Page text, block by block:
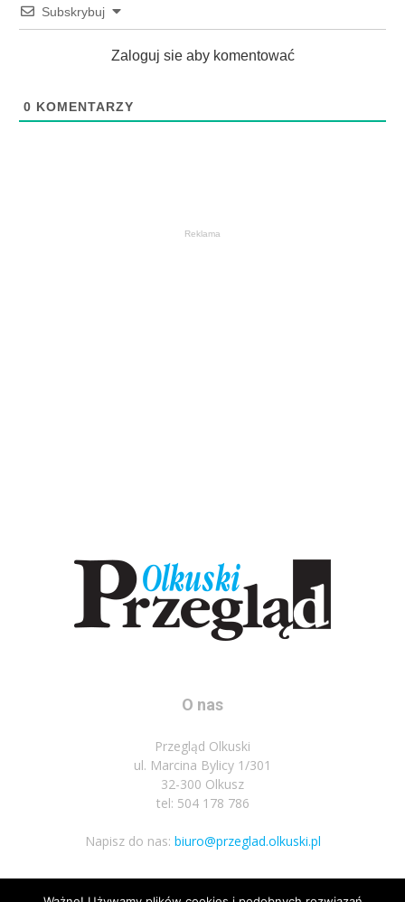
Subskrybuj
Zaloguj sie aby komentować
0 KOMENTARZY
Reklama
O nas
Przegląd Olkuski
ul. Marcina Bylicy 1/301
32-300 Olkusz
tel: 504 178 786
Napisz do nas: biuro@przeglad.olkuski.pl